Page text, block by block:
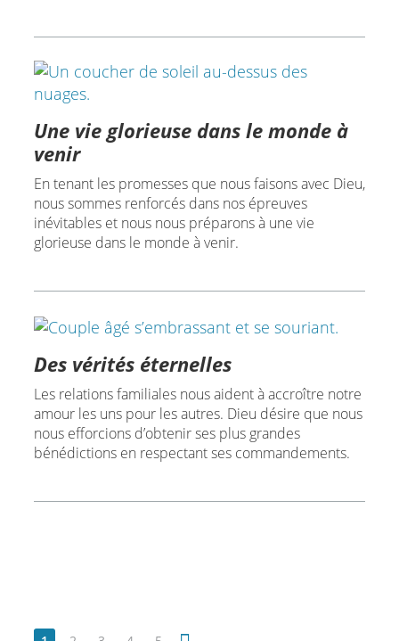
Une vie glorieuse dans le monde à
venir
En tenant les promesses que nous faisons avec Dieu,
nous sommes renforcés dans nos épreuves
inévitables et nous nous préparons à une vie
glorieuse dans le monde à venir.
Des vérités éternelles
Les relations familiales nous aident à accroître notre
amour les uns pour les autres. Dieu désire que nous
nous efforcions d’obtenir ses plus grandes
bénédictions en respectant ses commandements.